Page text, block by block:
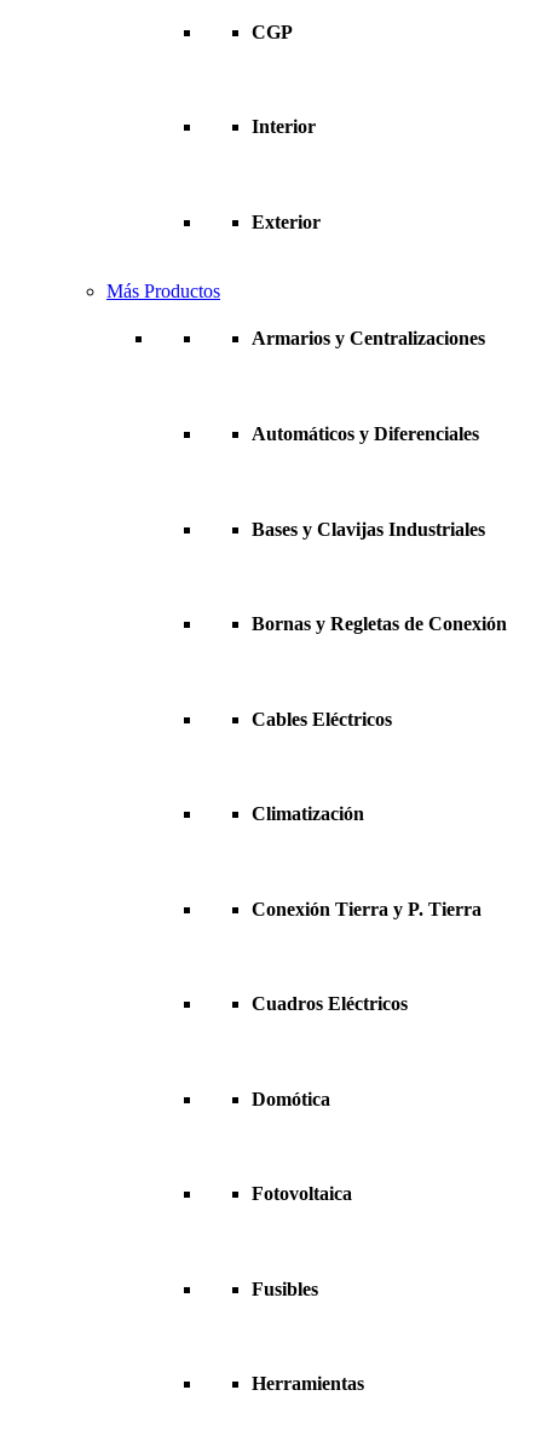
CGP
Interior
Exterior
Más Productos
Armarios y Centralizaciones
Automáticos y Diferenciales
Bases y Clavijas Industriales
Bornas y Regletas de Conexión
Cables Eléctricos
Climatización
Conexión Tierra y P. Tierra
Cuadros Eléctricos
Domótica
Fotovoltaica
Fusibles
Herramientas